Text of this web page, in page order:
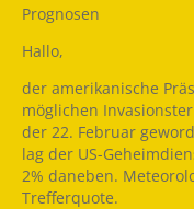
Prognosen
Hallo,
der amerikanische
möglichen
der 22. Februar
lag der US-
2% daneben.
Trefferquote.